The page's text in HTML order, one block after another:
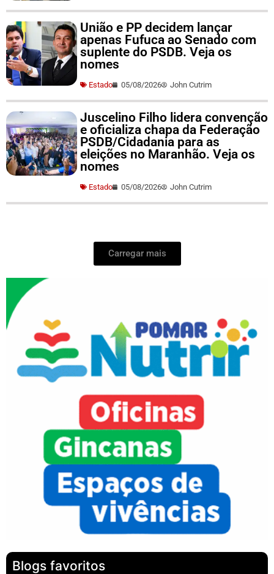
União e PP decidem lançar
apenas Fufuca ao Senado com
suplente do PSDB. Veja os
nomes
Estado 05/08/2026 John Cutrim
Juscelino Filho lidera convenção
e oficializa chapa da Federação
PSDB/Cidadania para as
eleições no Maranhão. Veja os
nomes
Estado 05/08/2026 John Cutrim
Carregar mais
Blogs favoritos